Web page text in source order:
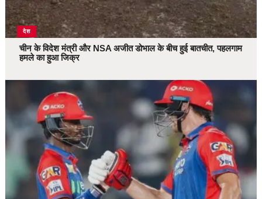
देश
चीन के विदेश मंत्री और NSA अजीत डोभाल के बीच हुई बातचीत, पहलगाम
हमले का हुआ जिक्र